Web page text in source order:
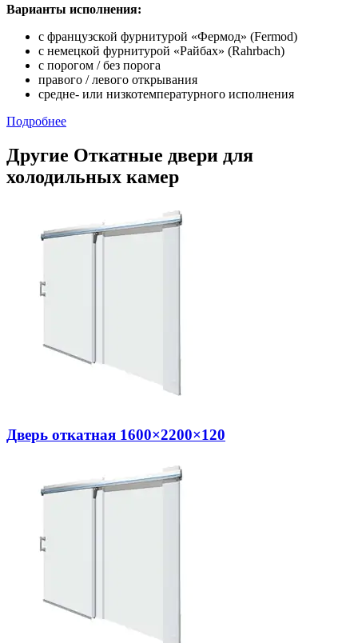
Варианты исполнения:
с французской фурнитурой «Фермод» (Fermod)
c немецкой фурнитурой «Райбах» (Rahrbach)
с порогом / без порога
правого / левого открывания
средне- или низкотемпературного исполнения
Подробнее
Другие Откатные двери для
холодильных камер
Дверь откатная 1600×2200×120